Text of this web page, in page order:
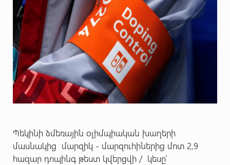
Պեկինի ձմեռային օլիմպիական խաղերի
մասնակից մարզիկ - մարզուհիներից մոտ 2,9
հազար դոպինգ թեստ կվերցվի / կեսը՝